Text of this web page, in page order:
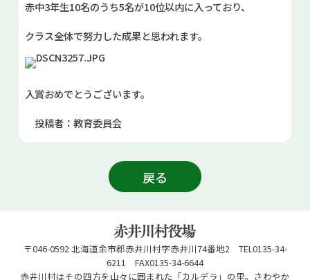
赤中3年生10名のうち5名が10位以内に入っており、
クラス全体で努力した成果と思われます。
入賞おめでとうございます。
投稿者：教育委員会
戻る
〒046-0592 北海道余市郡赤井川村字赤井川74番地2 TEL0135-34-
6211 FAX0135-34-6644
赤井川村はその四方を山々に囲まれた「カルデラ」の里。さわやか